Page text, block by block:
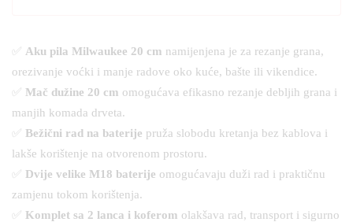
Aku pila Milwaukee 20 cm namijenjena je za rezanje grana,
orezivanje voćki i manje radove oko kuće, bašte ili vikendice.
Mač dužine 20 cm omogućava efikasno rezanje debljih grana i
manjih komada drveta.
Bežični rad na baterije pruža slobodu kretanja bez kablova i
lakše korištenje na otvorenom prostoru.
Dvije velike M18 baterije omogućavaju duži rad i praktičnu
zamjenu tokom korištenja.
Komplet sa 2 lanca i koferom olakšava rad, transport i sigurno